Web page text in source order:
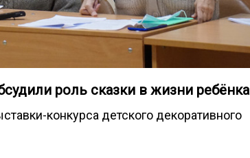
роль сказки в жизни ребёнка
конкурса детского декоративного